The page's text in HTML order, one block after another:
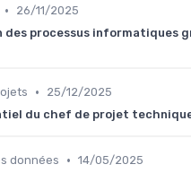
•
26/11/2025
des processus informatiques
•
25/12/2025
du chef de projet
données • 14/05/2025